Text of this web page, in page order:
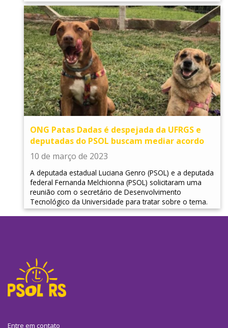
ONG Patas Dadas é despejada da UFRGS e
deputadas do PSOL buscam mediar acordo
10 de março de 2023
A deputada estadual Luciana Genro (PSOL) e a deputada
federal Fernanda Melchionna (PSOL) solicitaram uma
reunião com o secretário de Desenvolvimento
Tecnológico da Universidade para tratar sobre o tema.
Entre em contato